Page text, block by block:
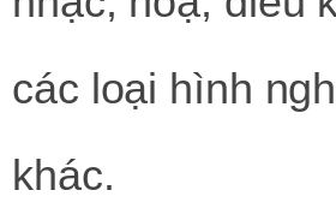
các loại hình
khác.